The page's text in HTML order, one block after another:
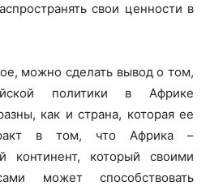
свои ценности в
можно сделать вывод о том,
политики в Африке
как и страна, которая ее
в том, что Африка –
континент, который своими
может способствовать